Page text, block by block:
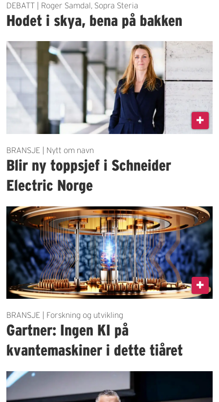
DEBATT | Roger Samdal, Sopra Steria
Hodet i skya, bena på bakken
BRANSJE | Nytt om navn
Blir ny toppsjef i Schneider
Electric Norge
BRANSJE | Forskning og utvikling
Gartner: Ingen KI på
kvantemaskiner i dette tiåret